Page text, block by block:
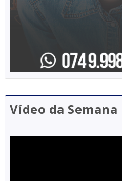
Vídeo da Semana